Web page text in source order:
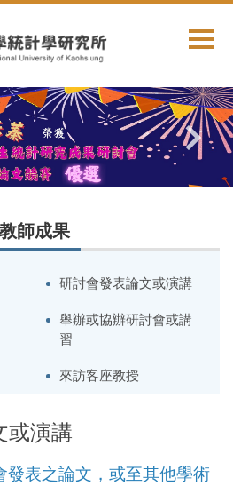
教師成果
研討會發表論文或演講
舉辦或協辦研討會或講
習
來訪客座教授
或演講
發表之論文，或至其他學術